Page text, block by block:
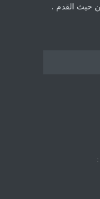
حيث القدم .